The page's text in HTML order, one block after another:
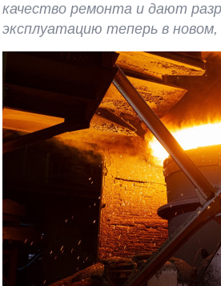
качество ремонта и дают
эксплуатацию теперь в